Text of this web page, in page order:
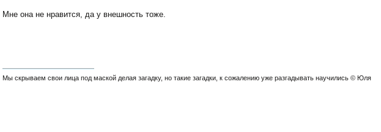
Мне она не нравится, да у внешность тоже.
Мы скрываем свои лица под маской делая загадку, но такие загадки, к сожалению уже разгадывать научились © Юля